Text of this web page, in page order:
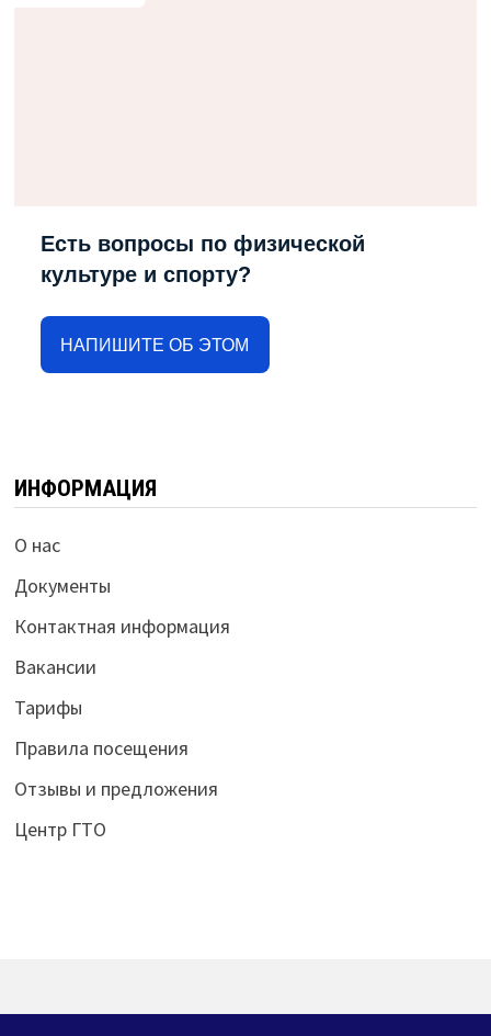
Есть вопросы по физической
культуре и спорту?
НАПИШИТЕ ОБ ЭТОМ
ИНФОРМАЦИЯ
О нас
Документы
Контактная информация
Вакансии
Тарифы
Правила посещения
Отзывы и предложения
Центр ГТО